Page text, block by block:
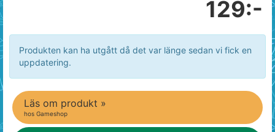
129:-
Produkten kan ha utgått då det var länge sedan vi fick en
uppdatering.
Läs om produkt »
hos Gameshop